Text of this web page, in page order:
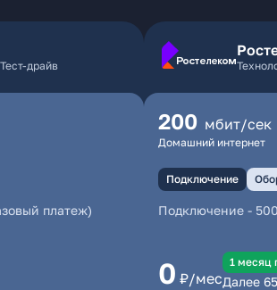
драйв
платеж)
200 мбит/сек
Домашний интернет
Подключение
Подключение-
0 ₽/мес
1 месяц
Далее